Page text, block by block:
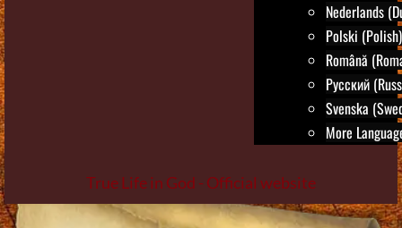
Nederlands
Polski (Polish)
Română
Русский
Svenska
More
True Life in God - Official website
Skip